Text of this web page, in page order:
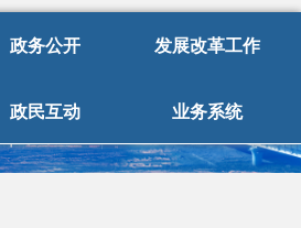
政务公开 发展改革工作
政民互动 业务系统